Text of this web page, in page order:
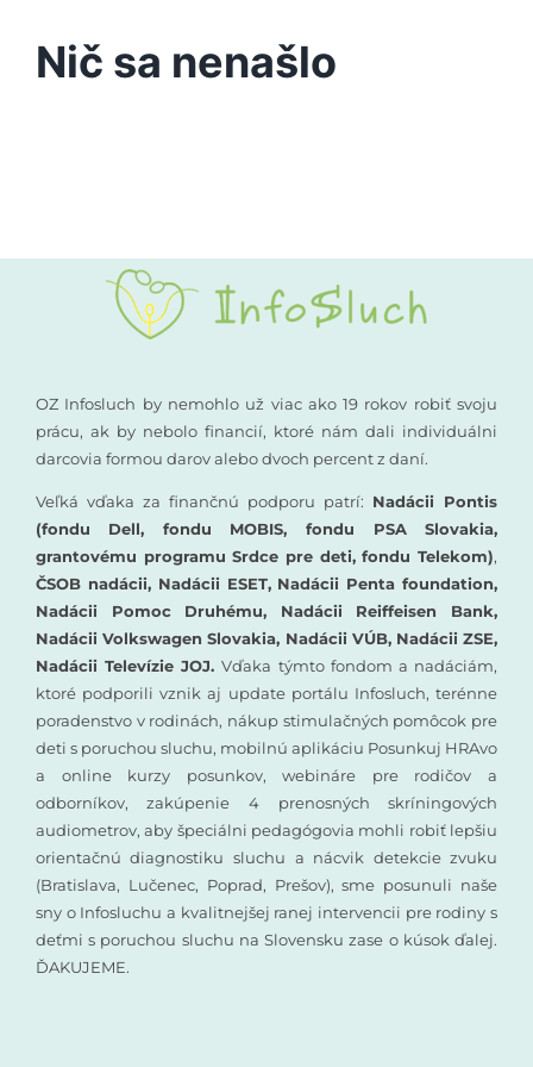
Podporte nás
Vyšetrenia sluchu
Rané poradenstvo
Vzdelávanie
Nič sa nenašlo
OZ Infosluch by nemohlo už viac ako 19 rokov robiť svoju
prácu, ak by nebolo financií, ktoré nám dali individuálni
darcovia formou darov alebo dvoch percent z daní.
Veľká vďaka za finančnú podporu patrí: Nadácii Pontis
(fondu Dell, fondu MOBIS, fondu PSA Slovakia,
grantovému programu Srdce pre deti, fondu Telekom),
ČSOB nadácii, Nadácii ESET, Nadácii Penta foundation,
Nadácii Pomoc Druhému, Nadácii Reiffeisen Bank,
Nadácii Volkswagen Slovakia, Nadácii VÚB, Nadácii ZSE,
Nadácii Televízie JOJ.Vďaka týmto fondom a nadáciám,
ktoré podporili vznik aj update portálu Infosluch, terénne
poradenstvo v rodinách, nákup stimulačných pomôcok pre
deti s poruchou sluchu, mobilnú aplikáciu Posunkuj HRAvo
a online kurzy posunkov, webináre pre rodičov a
odborníkov, zakúpenie 4 prenosných skríningových
audiometrov, aby špeciálni pedagógovia mohli robiť lepšiu
orientačnú diagnostiku sluchu a nácvik detekcie zvuku
(Bratislava, Lučenec, Poprad, Prešov), sme posunuli naše
sny o Infosluchu a kvalitnejšej ranej intervencii pre rodiny s
deťmi s poruchou sluchu na Slovensku zase o kúsok ďalej.
ĎAKUJEME.